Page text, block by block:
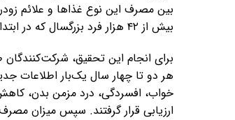
بین مصرف این نوع غذاها و علائم
بیش از ۴۲ هزار فرد بزرگسال که در ابتدای بررسی دچار پارکینسون نبودند، استفاده کردند
برای انجام این تحقیق،
هر دو تا چهار سال یک‌بار اطلاعات
خواب، افسردگی، درد مزمن بدن،
ارزیابی قرار گرفتند. سپس میزان